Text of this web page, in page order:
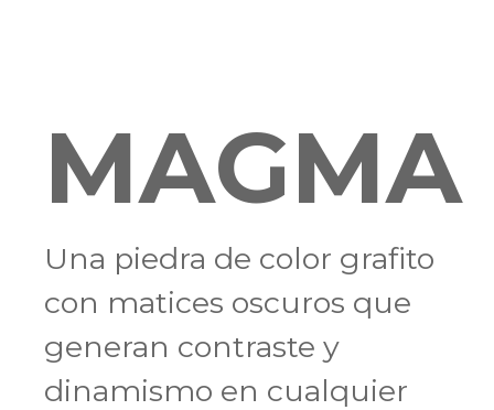
MAGMA
Una piedra de color grafito
con matices oscuros que
generan contraste y
dinamismo en cualquier